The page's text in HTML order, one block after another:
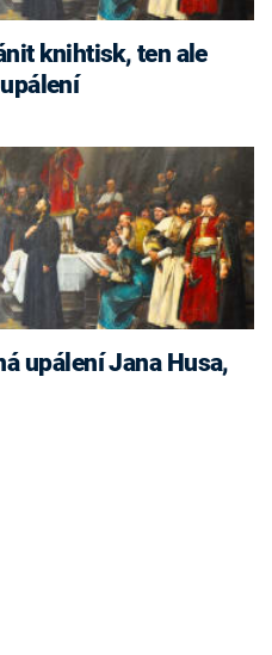
knihtisk, ten ale
upálení Jana Husa,